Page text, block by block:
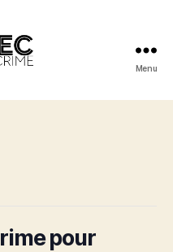
Menu
pour